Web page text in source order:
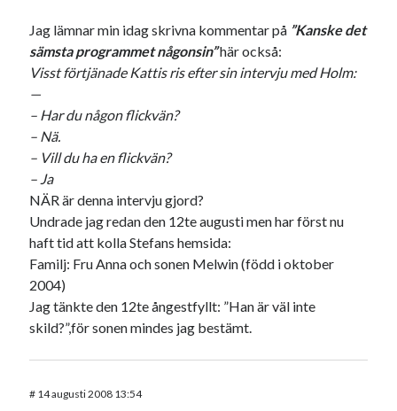
Jag lämnar min idag skrivna kommentar på ”Kanske det
sämsta programmet någonsin”här också:
Visst förtjänade Kattis ris efter sin intervju med Holm:
—
– Har du någon flickvän?
– Nä.
– Vill du ha en flickvän?
– Ja
NÄR är denna intervju gjord?
Undrade jag redan den 12te augusti men har först nu
haft tid att kolla Stefans hemsida:
Familj: Fru Anna och sonen Melwin (född i oktober
2004)
Jag tänkte den 12te ångestfyllt: ”Han är väl inte
skild?”,för sonen mindes jag bestämt.
# 14 augusti 2008 13:54